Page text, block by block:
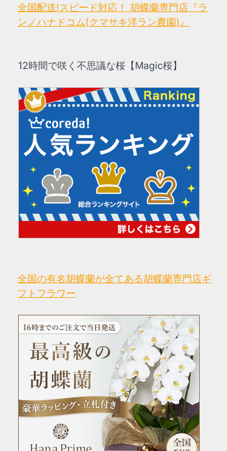
全国配送!スピード対応！ 胡蝶蘭専門店『ラ
ンノハナドコム(クマサキ洋ラン農園)』
12時間で咲く不思議な桜【Magic桜】
全国の有名胡蝶蘭が全てある胡蝶蘭専門店ギ
フトフラワー